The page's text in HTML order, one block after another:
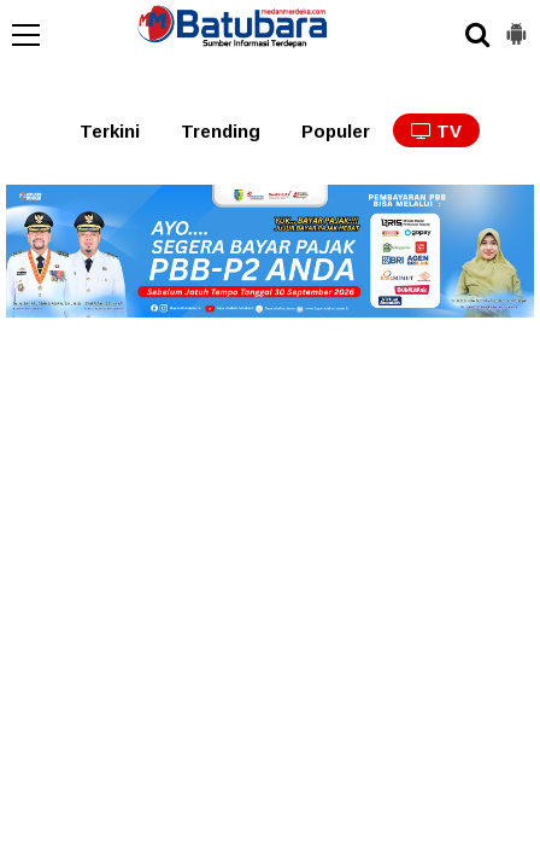
Terkini Trending Populer TV